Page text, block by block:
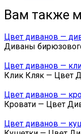
Вам также
Цвет диванов —
Диваны
Цвет диванов —
Клик Кляк — Цвет
Цвет диванов —
Кровати — Цвет
Цвет диванов —